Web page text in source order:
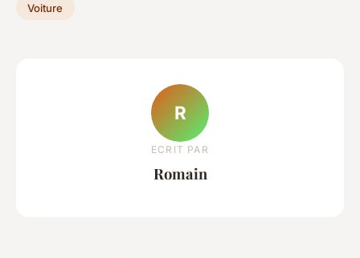
Voiture
R
ECRIT PAR
Romain